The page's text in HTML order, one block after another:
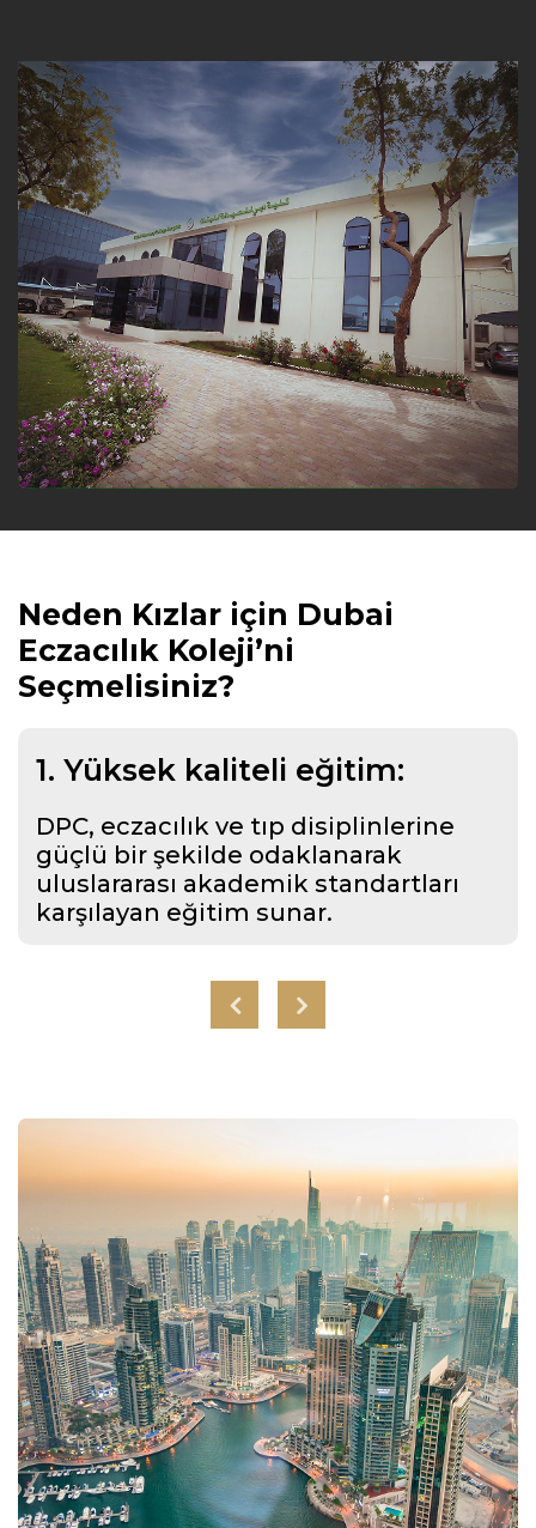
Neden Kızlar için Dubai
Eczacılık Koleji’ni
Seçmelisiniz?
1. Yüksek kaliteli eğitim:
DPC, eczacılık ve tıp disiplinlerine
güçlü bir şekilde odaklanarak
uluslararası akademik standartları
karşılayan eğitim sunar.